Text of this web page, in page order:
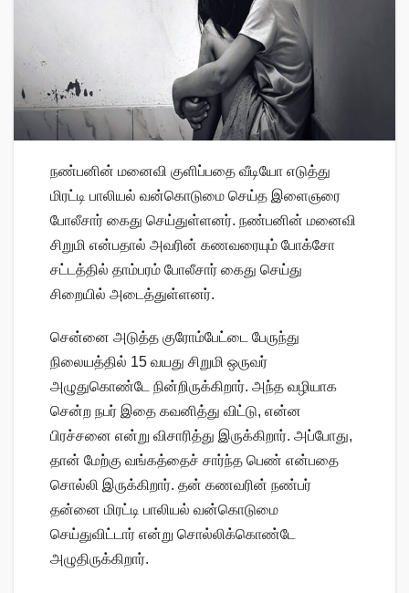
நண்பனின் மனைவி குளிப்பதை வீடியோ எடுத்து
மிரட்டி பாலியல் வன்கொடுமை செய்த இளைஞரை
போலீசார் கைது செய்துள்ளனர். நண்பனின் மனைவி
சிறுமி என்பதால் அவரின் கணவரையும் போக்சோ
சட்டத்தில் தாம்பரம் போலீசார் கைது செய்து
சிறையில் அடைத்துள்ளனர்.
சென்னை அடுத்த குரோம்பேட்டை பேருந்து
நிலையத்தில் 15 வயது சிறுமி ஒருவர்
அழுதுகொண்டே நின்றிருக்கிறார். அந்த வழியாக
சென்ற நபர் இதை கவனித்து விட்டு, என்ன
பிரச்சனை என்று விசாரித்து இருக்கிறார். அப்போது,
தான் மேற்கு வங்கத்தைச் சார்ந்த பெண் என்பதை
சொல்லி இருக்கிறார். தன் கணவரின் நண்பர்
தன்னை மிரட்டி பாலியல் வன்கொடுமை
செய்துவிட்டார் என்று சொல்லிக்கொண்டே
அழுதிருக்கிறார்.